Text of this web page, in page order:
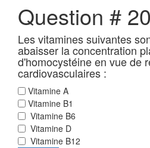
Question #
Les vitamines suivantes
abaisser la concentration
d'homocystéine en vue de
cardiovasculaires :
Vitamine A
Vitamine B1
Vitamine B6
Vitamine D
Vitamine B12